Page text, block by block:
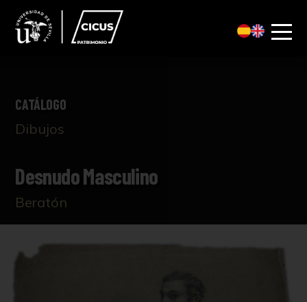
CATÁLOGO
Dibujos
Desnudo Masculino
Beratón